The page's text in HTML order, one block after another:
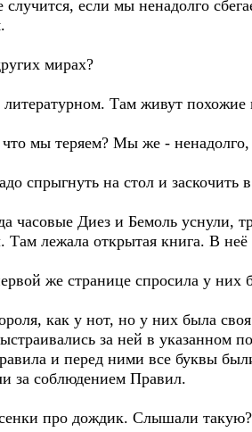
если мы ненадолго
мирах?
Там живут похожие
мы теряем? Мы же -
спрыгнуть на стол и заскочить
часовые Диез и Бемоль уснули,
Там лежала открытая книга. В
же странице спросила у них
как у нот, но у них была
за ней в указанном
и перед ними все буквы
за соблюдением Правил.
про дождик. Слышали такую?